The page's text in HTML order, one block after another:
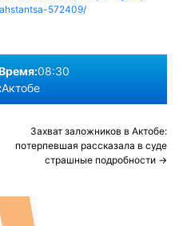
572409/
08:30
Актобе
Захват заложников в Актобе:
потерпевшая рассказала в суде
страшные подробности